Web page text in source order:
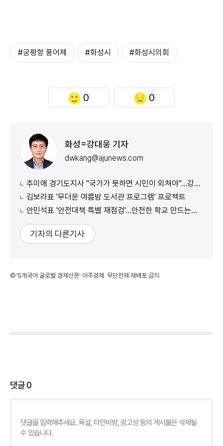
#궁평항 풍어제 #화성시 #화성시의회
0 0
화성=강대웅 기자
dwkang@ajunews.com
추미애 경기도지사 "국가가 못하면 시민이 외쳐야"...강일출 할머니 흉상 앞 '연대' 강조
김보라표 '무더운 여름밤 도서관 프로그램' 프로젝트
안민석표 '안전대책 특별 재점검'...안전한 학교 만드는데 만전
기자의 다른기사
©'5개국어 글로벌 경제신문' 아주경제. 무단전재·재배포 금지
댓글0